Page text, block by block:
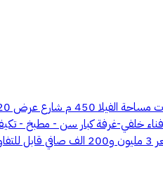
غرفة كبار سن - مطبخ - تكيف